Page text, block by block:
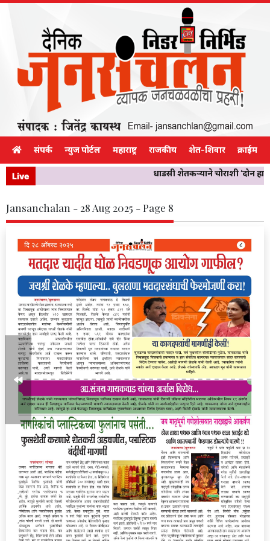
संपर्क न्युज पोर्टल महाराष्ट्र राजकीय शेत-शिवार क्राईम
Live धाडसी शेतकऱ्याने चोराशी ‘दोन
Jansanchalan - 28 Aug 2025 - Page 8